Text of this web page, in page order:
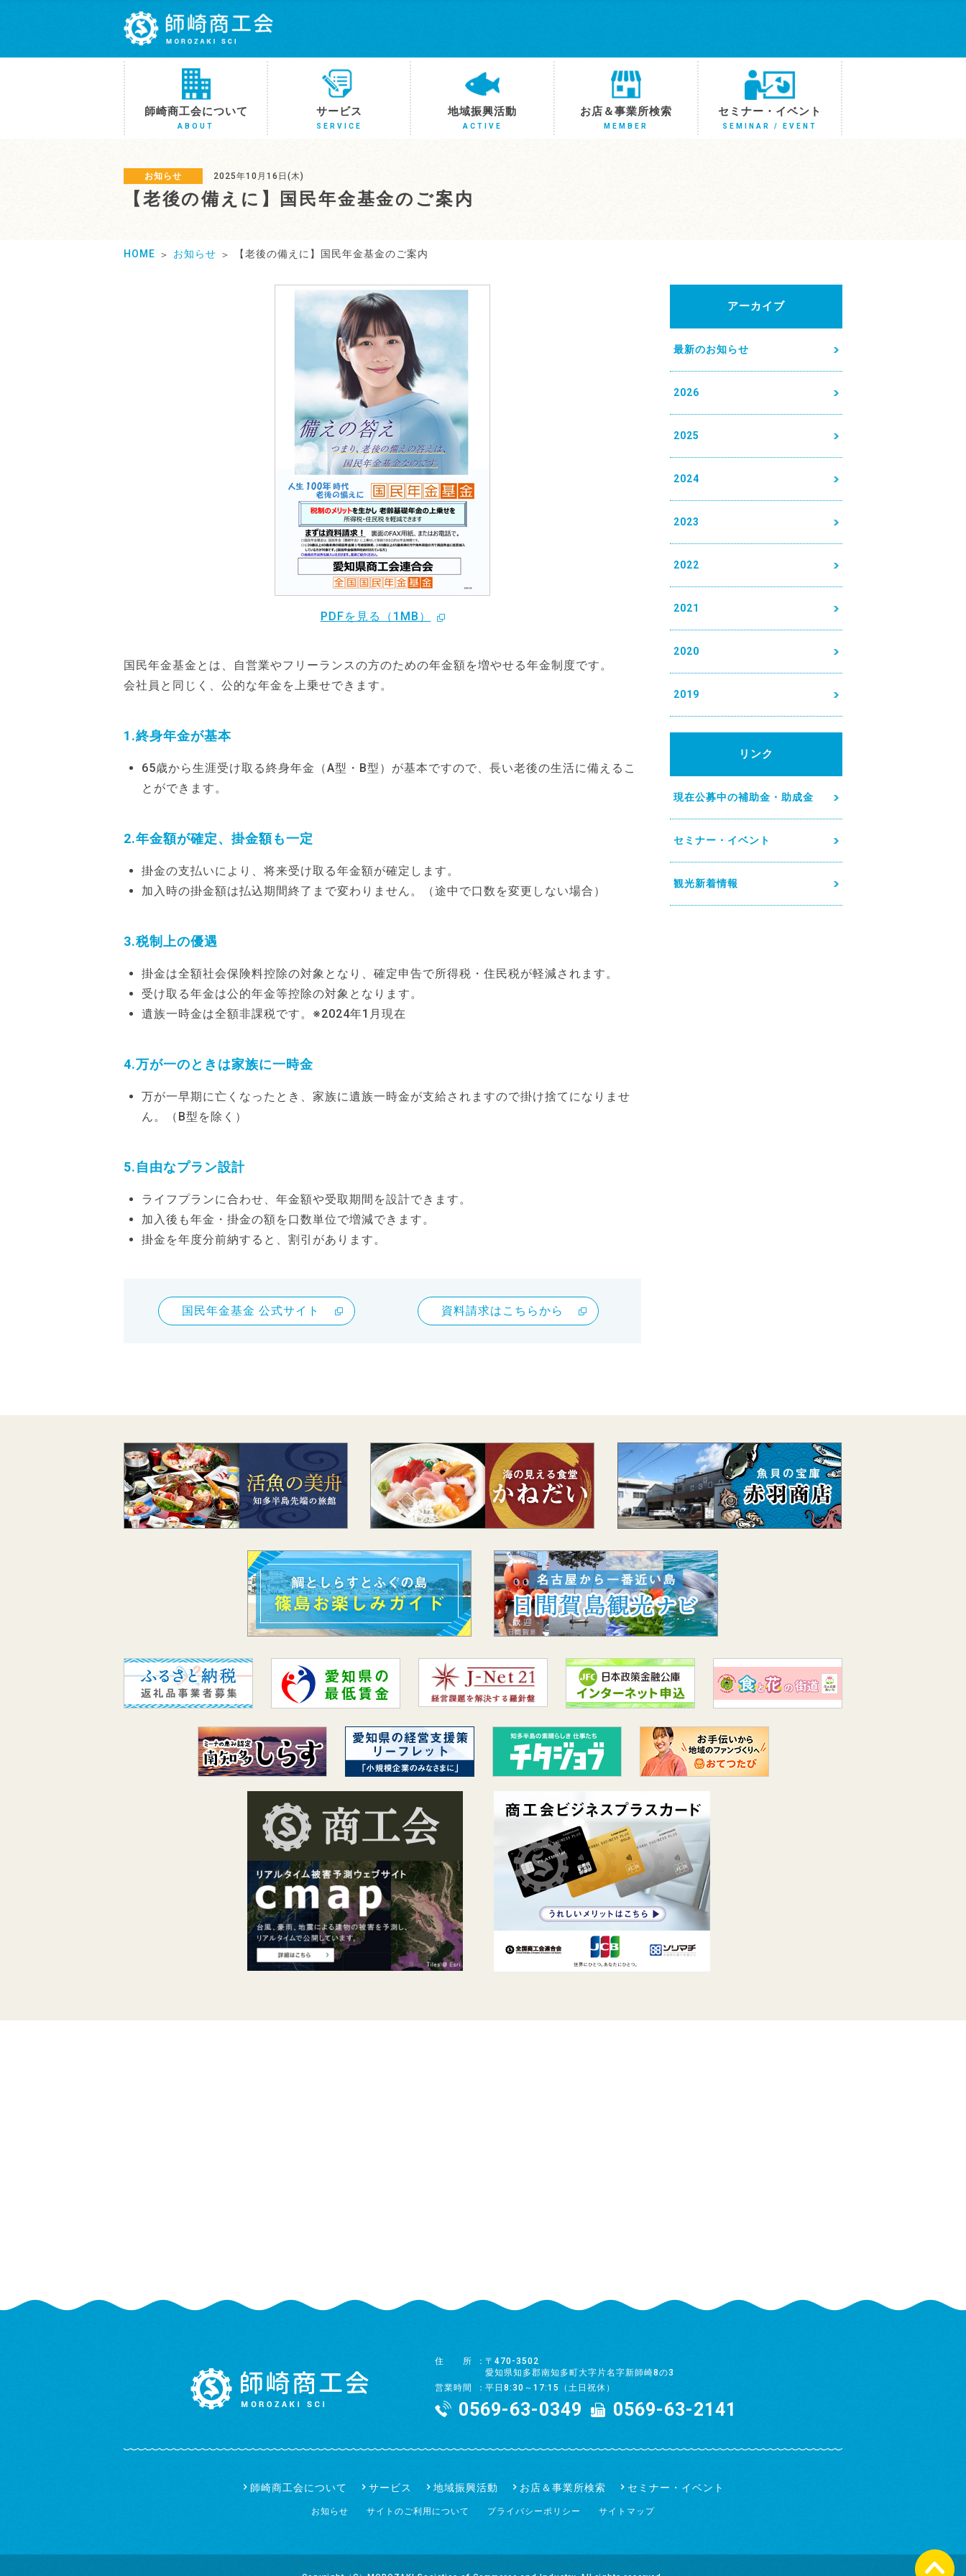
師崎商工会について
ABOUT
サービス
SERVICE
地域振興活動
ACTIVE
お店＆事業所検索
MEMBER
セミナー・イベント
SEMINAR / EVENT
お知らせ 2025年10月16日(木)
【老後の備えに】国民年金基金のご案内
HOME お知らせ 【老後の備えに】国民年金基金のご案内
PDFを見る（1MB）
国民年金基金とは、自営業やフリーランスの方のための年金額を増やせる年金制度です。
会社員と同じく、公的な年金を上乗せできます。
1.終身年金が基本
65歳から生涯受け取る終身年金（A型・B型）が基本ですので、長い老後の生活に備えるこ
とができます。
2.年金額が確定、掛金額も一定
掛金の支払いにより、将来受け取る年金額が確定します。
加入時の掛金額は払込期間終了まで変わりません。（途中で口数を変更しない場合）
3.税制上の優遇
掛金は全額社会保険料控除の対象となり、確定申告で所得税・住民税が軽減されます。
受け取る年金は公的年金等控除の対象となります。
遺族一時金は全額非課税です。※2024年1月現在
4.万が一のときは家族に一時金
万が一早期に亡くなったとき、家族に遺族一時金が支給されますので掛け捨てになりませ
ん。（B型を除く）
5.自由なプラン設計
ライフプランに合わせ、年金額や受取期間を設計できます。
加入後も年金・掛金の額を口数単位で増減できます。
掛金を年度分前納すると、割引があります。
国民年金基金 公式サイト 資料請求はこちらから
アーカイブ
最新のお知らせ
2026
2025
2024
2023
2022
2021
2020
2019
リンク
現在公募中の補助金・助成金
セミナー・イベント
観光新着情報
住所
〒470-3502
愛知県知多郡南知多町大字片名字新師崎8の3
営業時間
平日8:30～17:15（土日祝休）
0569-63-0349 0569-63-2141
師崎商工会について サービス 地域振興活動 お店＆事業所検索 セミナー・イベント
お知らせ サイトのご利用について プライバシーポリシー サイトマップ